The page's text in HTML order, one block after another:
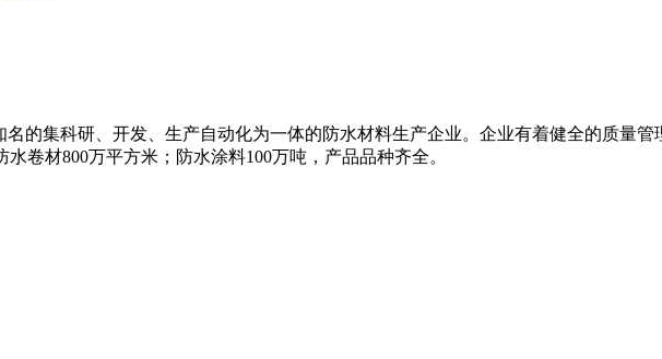
的集科研、开发、生产自动化为一体的防水材料生产企业。企业有着健全的质量管
卷材800万平方米；防水涂料100万吨，产品品种齐全。